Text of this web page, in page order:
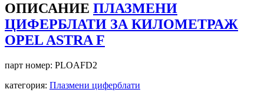
ОПИСАНИЕ ПЛАЗМЕНИ
ЦИФЕРБЛАТИ ЗА КИЛОМЕТРАЖ
OPEL ASTRA F
парт номер: PLOAFD2
категория: Плазмени циферблати